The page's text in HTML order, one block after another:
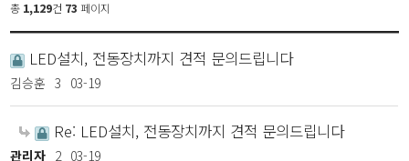
총 1,129건 73 페이지
LED설치, 전동장치까지 견적 문의드립니다
김승훈 3 03-19
Re: LED설치, 전동장치까지 견적 문의드립니다
관리자 2 03-19